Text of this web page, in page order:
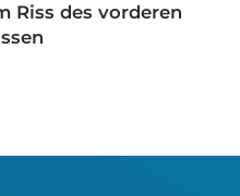
Riss des vorderen